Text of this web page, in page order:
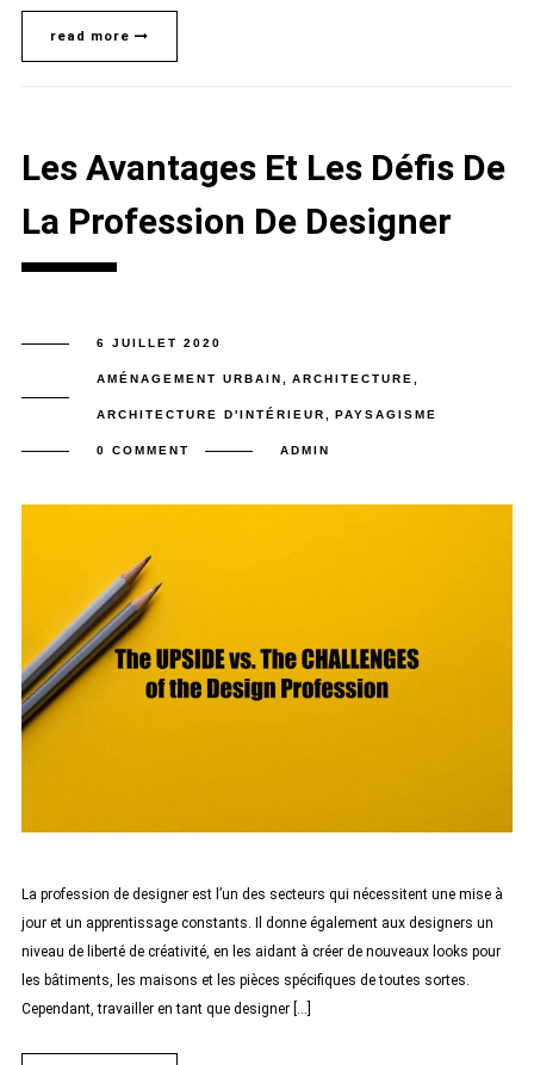
read more
Les Avantages Et Les Défis De
La Profession De Designer
6 JUILLET 2020
AMÉNAGEMENT URBAIN ARCHITECTURE
ARCHITECTURE D'INTÉRIEUR PAYSAGISME
0 COMMENT ADMIN
La profession de designer est l’un des secteurs qui nécessitent une mise à
jour et un apprentissage constants. Il donne également aux designers un
niveau de liberté de créativité, en les aidant à créer de nouveaux looks pour
les bâtiments, les maisons et les pièces spécifiques de toutes sortes.
Cependant, travailler en tant que designer […]